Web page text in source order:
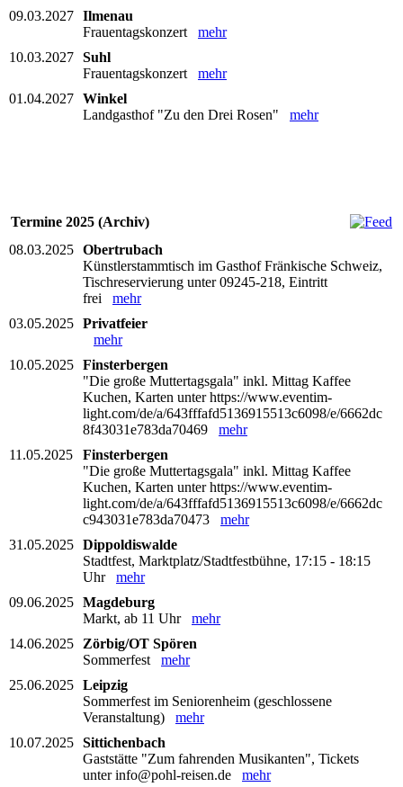
09.03.2027 Ilmenau
Frauentagskonzert mehr
10.03.2027 Suhl
Frauentagskonzert mehr
01.04.2027 Winkel
Landgasthof "Zu den Drei Rosen" mehr
Termine 2025 (Archiv)
08.03.2025 Obertrubach
Künstlerstammtisch im Gasthof Fränkische Schweiz,
Tischreservierung unter 09245-218, Eintritt
frei mehr
03.05.2025 Privatfeier
mehr
10.05.2025 Finsterbergen
"Die große Muttertagsgala" inkl. Mittag Kaffee
Kuchen, Karten unter https://www.eventim-
light.com/de/a/643fffafd5136915513c6098/e/6662dc
8f43031e783da70469 mehr
11.05.2025
Finsterbergen
"Die große Muttertagsgala" inkl. Mittag Kaffee
Kuchen, Karten unter https://www.eventim-
light.com/de/a/643fffafd5136915513c6098/e/6662dc
c943031e783da70473 mehr
31.05.2025 Dippoldiswalde
Stadtfest, Marktplatz/Stadtfestbühne, 17:15 - 18:15
Uhr mehr
09.06.2025 Magdeburg
Markt, ab 11 Uhr mehr
14.06.2025
Zörbig/OT Spören
Sommerfest mehr
25.06.2025 Leipzig
Sommerfest im Seniorenheim (geschlossene
Veranstaltung) mehr
10.07.2025 Sittichenbach
Gaststätte "Zum fahrenden Musikanten", Tickets
unter info@pohl-reisen.de mehr